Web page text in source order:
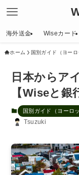
海外送金 Wiseカード
ホーム 国別ガイド（ヨー
日本からア
【Wiseと銀
国別ガイド（ヨーロ
Tsuzuki